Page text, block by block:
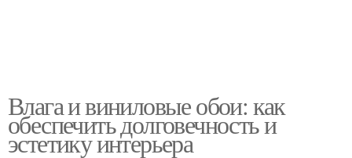
Влага и виниловые обои: как
обеспечить долговечность и
эстетику интерьера